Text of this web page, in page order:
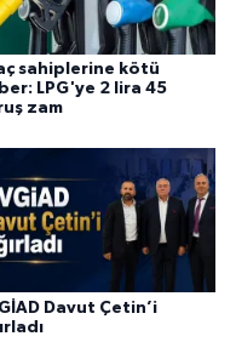
sahiplerine kötü
LPG'ye 2 lira 45
zam
Davut Çetin’i